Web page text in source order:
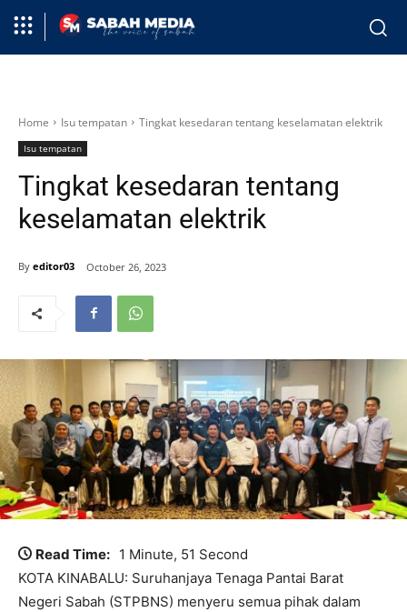
Home Isu tempatan Tingkat kesedaran tentang keselamatan elektrik
Isu tempatan
Tingkat kesedaran tentang
keselamatan elektrik
By editor03 October 26, 2023
Read Time: 1 Minute, 51 Second
KOTA KINABALU: Suruhanjaya Tenaga Pantai Barat
Negeri Sabah (STPBNS) menyeru semua pihak dalam